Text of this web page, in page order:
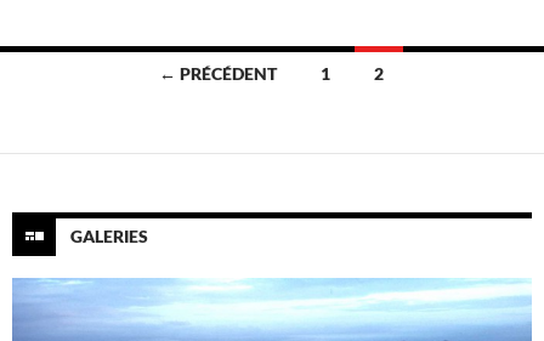
articles
← PRÉCÉDENT 1 2
GALERIES